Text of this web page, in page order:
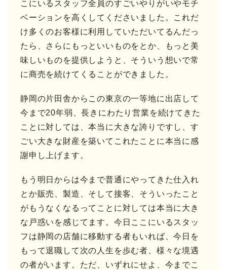
こにいるスタッフ全員のすごいやりがいやモチ
ベーションを高くしてくださいました。これだ
け多くのお客様に利用していただいてるんだっ
たら、さらにもっといいものをとか、もっと美
味しいものを提供しようと、そういう想いで常
に商売を続けてくることができました。
静岡の片田舎からこの東京の一等地に出店して
今まで20年弱、長きにわたり営業を続けてきた
ことに対しては、本当に大きな誇りですし、す
ごい大きな財産を築いてこれたことに本当に感
謝申し上げます。
もう明日からは今まで普通にやってきた仕入れ
とか販売、製造、そして接客、そういったこと
がもうなくなるってことに対しては本当に大き
な戸惑いを感じてます。今日ここにいるスタッ
フは静岡の店舗に移動する者もいれば、今日を
もって退職して次の人生を歩む者、様々な境遇
の者がいます。ただ、いずれにせよ、今までこ